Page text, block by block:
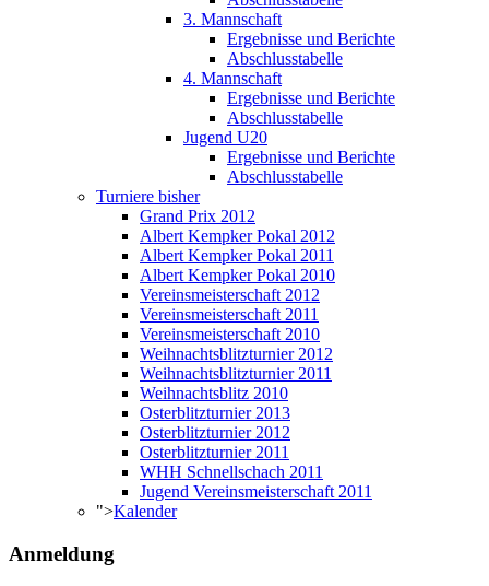
3. Mannschaft
Ergebnisse und Berichte
Abschlusstabelle
4. Mannschaft
Ergebnisse und Berichte
Abschlusstabelle
Jugend U20
Ergebnisse und Berichte
Abschlusstabelle
Turniere bisher
Grand Prix 2012
Albert Kempker Pokal 2012
Albert Kempker Pokal 2011
Albert Kempker Pokal 2010
Vereinsmeisterschaft 2012
Vereinsmeisterschaft 2011
Vereinsmeisterschaft 2010
Weihnachtsblitzturnier 2012
Weihnachtsblitzturnier 2011
Weihnachtsblitz 2010
Osterblitzturnier 2013
Osterblitzturnier 2012
Osterblitzturnier 2011
WHH Schnellschach 2011
Jugend Vereinsmeisterschaft 2011
">Kalender
Anmeldung